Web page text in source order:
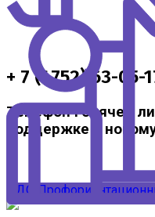
+ 7 (4752) 63-05-
Телефон горячей
поддержке к
ЦДО